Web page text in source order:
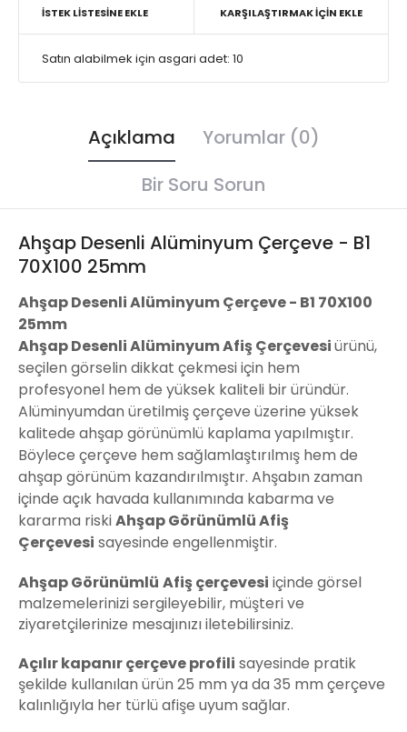
İSTEK LISTESINE EKLE KARŞILAŞTIRMAK İÇIN EKLE
Satın alabilmek için asgari adet: 10
Açıklama
Yorumlar (0)
Bir Soru Sorun
Ahşap Desenli Alüminyum Çerçeve - B1
70X100 25mm
Ahşap Desenli Alüminyum Çerçeve - B1 70X100
25mm
Ahşap Desenli AlüminyumAfiş Çerçevesiürünü,
seçilen görselin dikkat çekmesi için hem
profesyonel hem de yüksek kaliteli bir üründür.
Alüminyumdan üretilmiş çerçeve üzerine yüksek
kalitede ahşap görünümlü kaplama yapılmıştır.
Böylece çerçeve hem sağlamlaştırılmış hem de
ahşap görünüm kazandırılmıştır. Ahşabın zaman
içinde açık havada kullanımında kabarma ve
kararma riskiAhşap Görünümlü Afiş
Çerçevesi sayesinde engellenmiştir.
Ahşap Görünümlü Afiş çerçevesi içinde görsel
malzemelerinizi sergileyebilir, müşteri ve
ziyaretçilerinize mesajınızı iletebilirsiniz.
Açılır kapanır çerçeve profili sayesinde pratik
şekilde kullanılan ürün 25 mm ya da 35 mm çerçeve
kalınlığıyla her türlü afişe uyum sağlar.